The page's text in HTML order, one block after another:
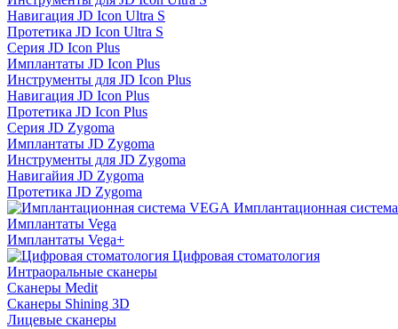
Навигация JD Icon Ultra S
Протетика JD Icon Ultra S
Серия JD Icon Plus
Имплантаты JD Icon Plus
Инструменты для JD Icon Plus
Навигация JD Icon Plus
Протетика JD Icon Plus
Серия JD Zygoma
Имплантаты JD Zygoma
Инструменты для JD Zygoma
Навигайия JD Zygoma
Протетика JD Zygoma
Имплантационная
Имплантаты Vega
Имплантаты Vega+
Цифровая стоматология
Интраоральные сканеры
Сканеры Medit
Сканеры Shining 3D
Лицевые сканеры